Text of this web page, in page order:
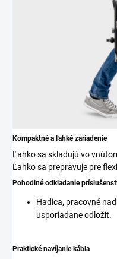
Kompaktné a ľahké zariadenie
Ľahko sa skladujú vo
Ľahko sa prepravuje pre
Pohodlné odkladanie
Hadica, pracovné
usporiadane odložiť.
Praktické navíjanie kábla